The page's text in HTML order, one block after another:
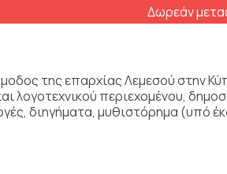
Δωρεάν
της επαρχίας Λεμεσού στην
λογοτεχνικού περιεχομένου,
διηγήματα, μυθιστόρημα (υπό